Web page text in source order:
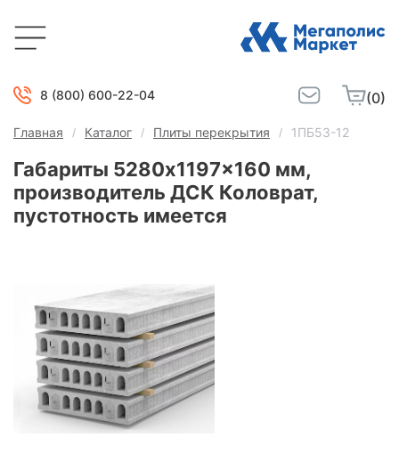
8 (800) 600-22-04 (0)
Главная Каталог Плиты перекрытия 1ПБ53-12
Габариты 5280x1197x160 мм,
производитель ДСК Коловрат,
пустотность имеется